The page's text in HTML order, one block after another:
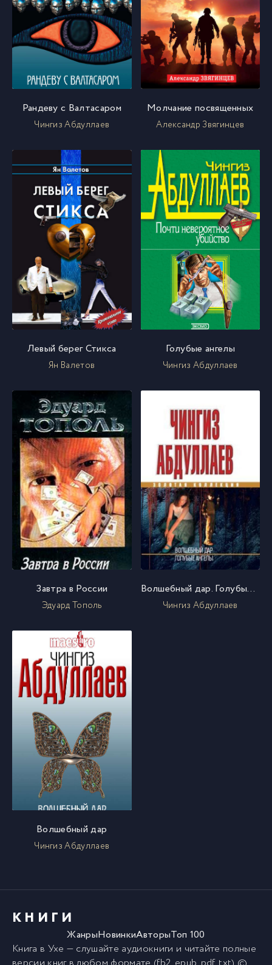
Рандеву с Валтасаром
Чингиз Абдуллаев
Молчание посвященных
Александр Звягинцев
Левый берег Стикса
Ян Валетов
Голубые ангелы
Чингиз Абдуллаев
Завтра в России
Эдуард Тополь
Волшебный дар. Голубые ангелы
Чингиз Абдуллаев
Волшебный дар
Чингиз Абдуллаев
КНИГИ
ЖанрыНовинкиАвторыТоп 100
Книга в Ухе — слушайте аудиокниги и читайте полные